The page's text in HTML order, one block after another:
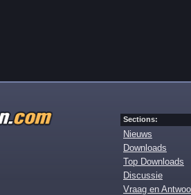
Sections:
Nieuws
Downloads
Top Downloads
Discussie
Vraag en